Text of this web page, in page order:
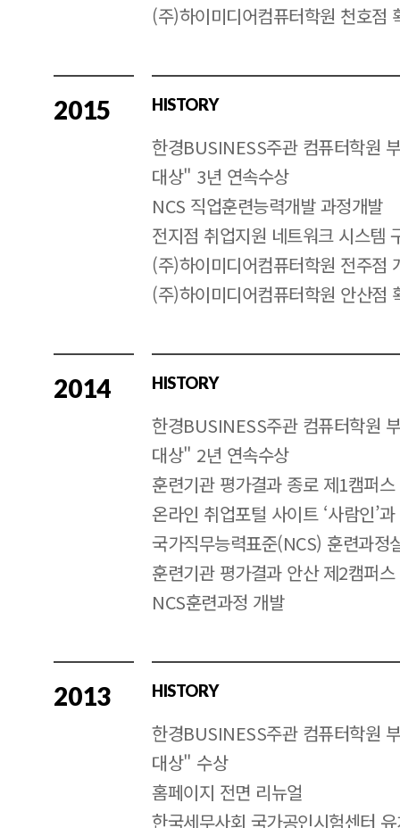
(주)하이미디어컴퓨터학원 천호점
2015 HISTORY
한경BUSINESS주관 컴퓨터학원
대상" 3년 연속수상
NCS 직업훈련능력개발 과정개발
전지점 취업지원 네트워크 시스템
(주)하이미디어컴퓨터학원 전주점
(주)하이미디어컴퓨터학원 안산점
2014 HISTORY
한경BUSINESS주관 컴퓨터학원
대상" 2년 연속수상
훈련기관 평가결과 종로 제1캠퍼
온라인 취업포털 사이트 ‘사람인’
국가직무능력표준(NCS) 훈련과정
훈련기관 평가결과 안산 제2캠퍼
NCS훈련과정 개발
2013 HISTORY
한경BUSINESS주관 컴퓨터학원
대상" 수상
홈페이지 전면 리뉴얼
한국세무사회 국가공인시험센터